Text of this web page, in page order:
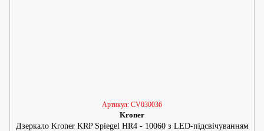
Артикул: CV030036
Kroner
Дзеркало Kroner KRP Spiegel HR4 - 10060 з LED-підсвічуванням